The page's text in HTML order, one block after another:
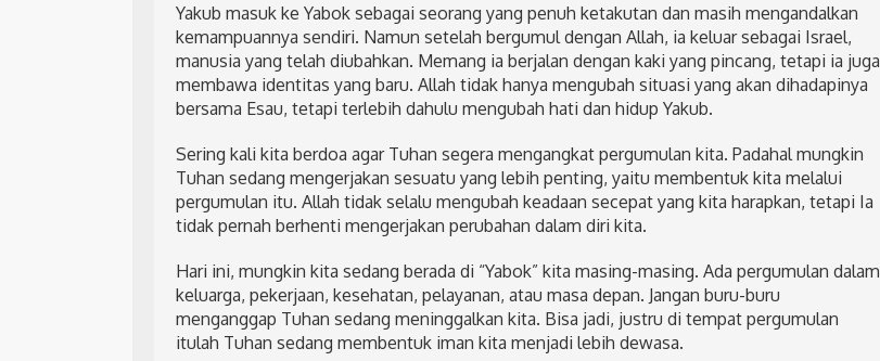
Yakub masuk ke Yabok sebagai seorang yang penuh ketakutan dan masih mengandalkan
kemampuannya sendiri. Namun setelah bergumul dengan Allah, ia keluar sebagai Israel,
manusia yang telah diubahkan. Memang ia berjalan dengan kaki yang pincang, tetapi ia juga
membawa identitas yang baru. Allah tidak hanya mengubah situasi yang akan dihadapinya
bersama Esau, tetapi terlebih dahulu mengubah hati dan hidup Yakub.
Sering kali kita berdoa agar Tuhan segera mengangkat pergumulan kita. Padahal mungkin
Tuhan sedang mengerjakan sesuatu yang lebih penting, yaitu membentuk kita melalui
pergumulan itu. Allah tidak selalu mengubah keadaan secepat yang kita harapkan, tetapi Ia
tidak pernah berhenti mengerjakan perubahan dalam diri kita.
Hari ini, mungkin kita sedang berada di “Yabok” kita masing-masing. Ada pergumulan dalam
keluarga, pekerjaan, kesehatan, pelayanan, atau masa depan. Jangan buru-buru
menganggap Tuhan sedang meninggalkan kita. Bisa jadi, justru di tempat pergumulan
itulah Tuhan sedang membentuk iman kita menjadi lebih dewasa.